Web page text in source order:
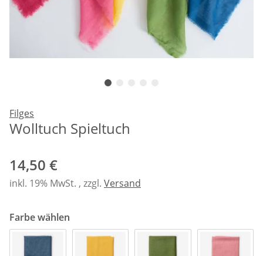
Filges
Wolltuch Spieltuch
14,50 €
inkl. 19% MwSt. , zzgl. Versand
Farbe wählen